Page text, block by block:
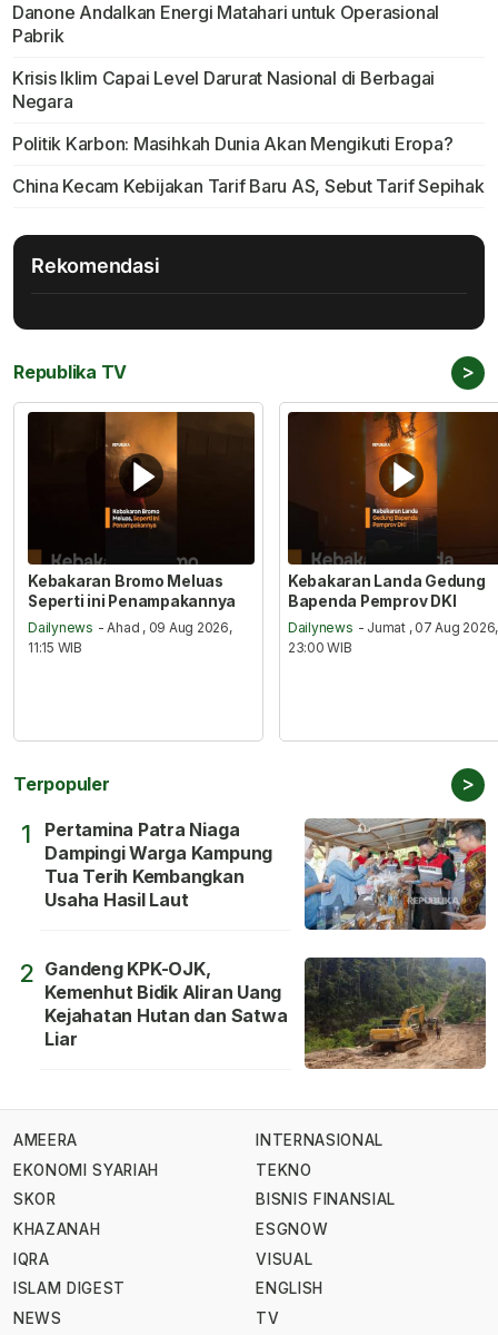
Danone Andalkan Energi Matahari untuk Operasional
Pabrik
Krisis Iklim Capai Level Darurat Nasional di Berbagai
Negara
Politik Karbon: Masihkah Dunia Akan Mengikuti Eropa?
China Kecam Kebijakan Tarif Baru AS, Sebut Tarif Sepihak
Rekomendasi
Republika TV >
Kebakaran Bromo Meluas
Seperti ini Penampakannya
Dailynews - Ahad , 09 Aug 2026,
11:15 WIB
Kebakaran Landa Gedung
Bapenda Pemprov DKI
Dailynews - Jumat , 07 Aug 2026,
23:00 WIB
Terpopuler >
1
Pertamina Patra Niaga
Dampingi Warga Kampung
Tua Terih Kembangkan
Usaha Hasil Laut
2 Gandeng KPK-OJK,
Kemenhut Bidik Aliran Uang
Kejahatan Hutan dan Satwa
Liar
AMEERA
EKONOMI SYARIAH
SKOR
KHAZANAH
IQRA
ISLAM DIGEST
NEWS
INTERNASIONAL
TEKNO
BISNIS FINANSIAL
ESGNOW
VISUAL
ENGLISH
TV